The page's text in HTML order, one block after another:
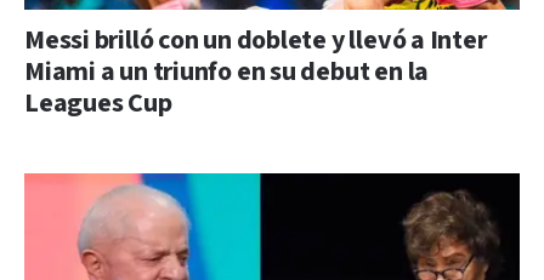
Messi brilló con un doblete y llevó a Inter
Miami a un triunfo en su debut en la
Leagues Cup